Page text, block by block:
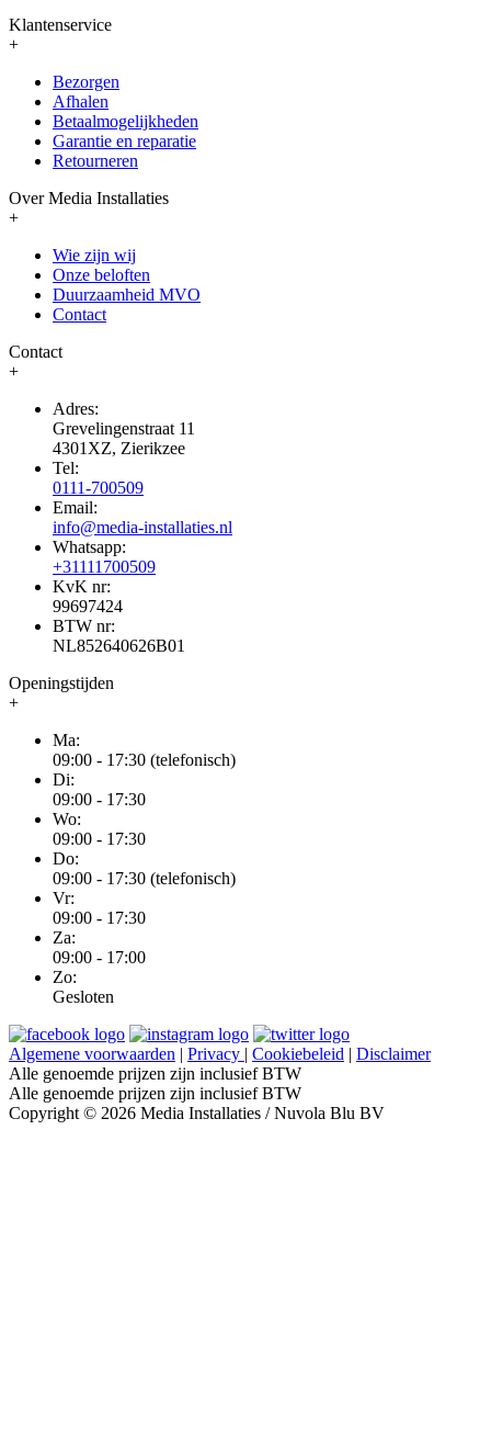
Klantenservice
+
Bezorgen
Afhalen
Betaalmogelijkheden
Garantie en reparatie
Retourneren
Over Media Installaties
+
Wie zijn wij
Onze beloften
Duurzaamheid MVO
Contact
Contact
+
Adres:
Grevelingenstraat 11
4301XZ, Zierikzee
Tel:
0111-700509
Email:
info@media-installaties.nl
Whatsapp:
+31111700509
KvK nr:
99697424
BTW nr:
NL852640626B01
Openingstijden
+
Ma:
09:00 - 17:30 (telefonisch)
Di:
09:00 - 17:30
Wo:
09:00 - 17:30
Do:
09:00 - 17:30 (telefonisch)
Vr:
09:00 - 17:30
Za:
09:00 - 17:00
Zo:
Gesloten
Algemene voorwaarden | Privacy | Cookiebeleid | Disclaimer
Alle genoemde prijzen zijn inclusief BTW
Alle genoemde prijzen zijn inclusief BTW
Copyright © 2026 Media Installaties / Nuvola Blu BV